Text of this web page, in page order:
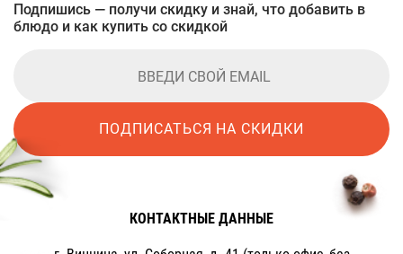
Подпишись — получи скидку и знай, что добавить в
блюдо и как купить со скидкой
ПОДПИСАТЬСЯ НА СКИДКИ
КОНТАКТНЫЕ ДАННЫЕ